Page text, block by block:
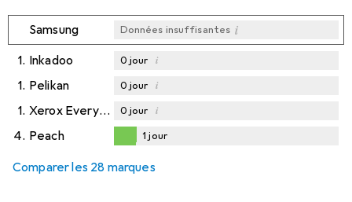
Samsung Données insuffisantes i
1. Inkadoo 0 jour i
1. Pelikan 0 jour i
1. Xerox Everyday 0 jour i
4. Peach 1 jour
Comparer les 28 marques